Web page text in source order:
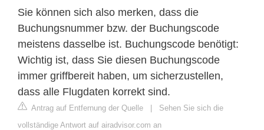
Sie können sich also merken, dass die
Buchungsnummer bzw. der Buchungscode
meistens dasselbe ist. Buchungscode benötigt:
Wichtig ist, dass Sie diesen Buchungscode
immer griffbereit haben, um sicherzustellen,
dass alle Flugdaten korrekt sind.
Antrag auf Entfernung der Quelle | Sehen Sie sich die
vollständige Antwort auf airadvisor.com an